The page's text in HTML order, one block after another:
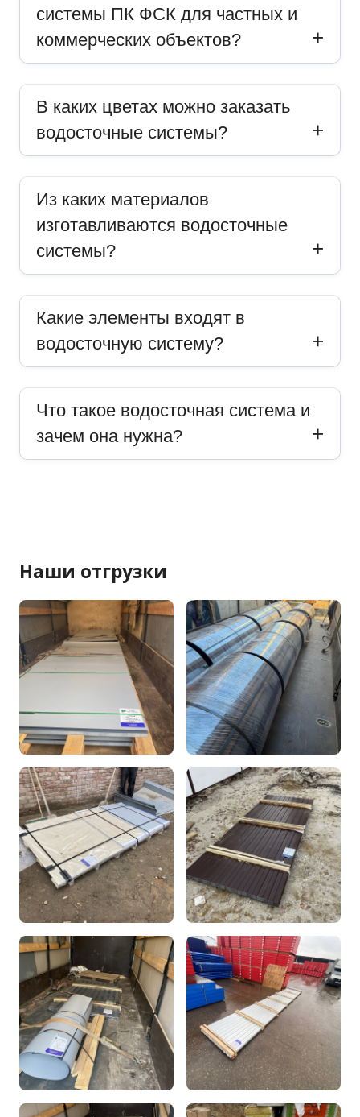
системы ПК ФСК для частных и
коммерческих объектов?
В каких цветах можно заказать
водосточные системы?
Из каких материалов
изготавливаются водосточные
системы?
Какие элементы входят в
водосточную систему?
Что такое водосточная система и
зачем она нужна?
Наши отгрузки